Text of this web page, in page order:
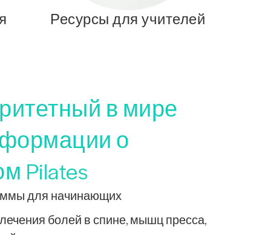
Ресурсы для учителей
в мире
о
Pilates
для начинающих
болей в спине, мышц пресса,